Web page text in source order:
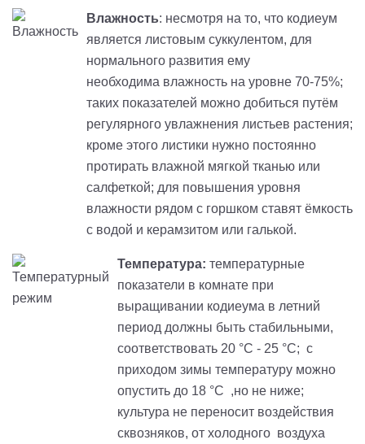
Влажность: несмотря на то, что кодиеум
является листовым суккулентом, для
нормального развития ему
необходима влажность на уровне 70-75%;
таких показателей можно добиться путём
регулярного увлажнения листьев растения;
кроме этого листики нужно постоянно
протирать влажной мягкой тканью или
салфеткой; для повышения уровня
влажности рядом с горшком ставят ёмкость
с водой и керамзитом или галькой.
Температура: температурные
показатели в комнате при
выращивании кодиеума в летний
период должны быть стабильными,
соответствовать 20 °C - 25 °C; с
приходом зимы температуру можно
опустить до 18 °C ,но не ниже;
культура не переносит воздействия
сквозняков, от холодного воздуха